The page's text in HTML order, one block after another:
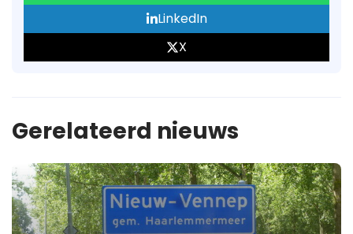
LinkedIn
X
Gerelateerd nieuws